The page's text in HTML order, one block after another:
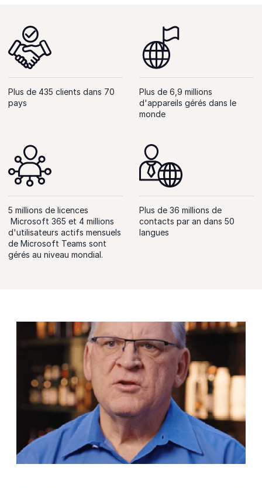
Plus de 435 clients dans 70
pays
Plus de 6,9 millions
d'appareils gérés dans le
monde
5 millions de licences
Microsoft 365 et 4 millions
d'utilisateurs actifs mensuels
de Microsoft Teams sont
gérés au niveau mondial.
Plus de 36 millions de
contacts par an dans 50
langues